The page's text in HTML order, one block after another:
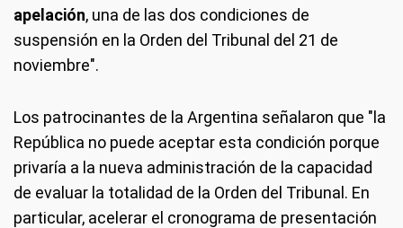
apelación, una de las dos condiciones de
suspensión en la Orden del Tribunal del 21 de
noviembre".
Los patrocinantes de la Argentina señalaron que "la
República no puede aceptar esta condición porque
privaría a la nueva administración de la capacidad
de evaluar la totalidad de la Orden del Tribunal. En
particular, acelerar el cronograma de presentación